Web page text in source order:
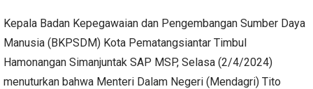
Kepala Badan Kepegawaian dan Pengembangan Sumber Daya
Manusia (BKPSDM) Kota Pematangsiantar Timbul
Hamonangan Simanjuntak SAP MSP, Selasa (2/4/2024)
menuturkan bahwa Menteri Dalam Negeri (Mendagri) Tito